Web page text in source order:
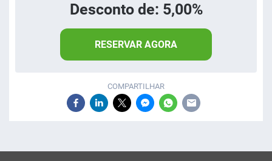
Desconto de: 5,00%
RESERVAR AGORA
COMPARTILHAR